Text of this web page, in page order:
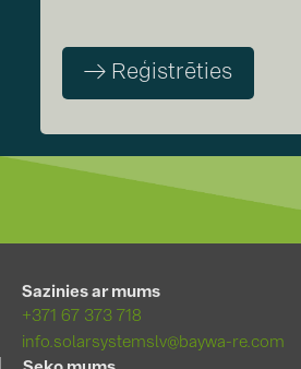
→ Reģistrēties
Sazinies ar mums
+371 67 373 718
info.solarsystemslv@baywa-re.com